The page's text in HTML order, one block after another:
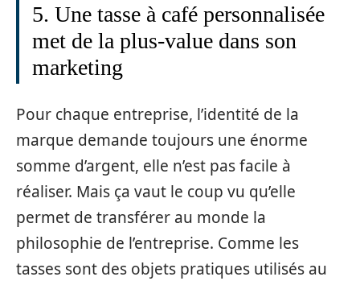
5. Une tasse à café personnalisée
met de la plus-value dans son
marketing
Pour chaque entreprise, l’identité de la
marque demande toujours une énorme
somme d’argent, elle n’est pas facile à
réaliser. Mais ça vaut le coup vu qu’elle
permet de transférer au monde la
philosophie de l’entreprise. Comme les
tasses sont des objets pratiques utilisés au